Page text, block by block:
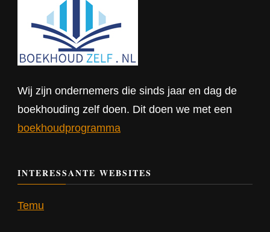
Wij zijn ondernemers die sinds jaar en dag de
boekhouding zelf doen. Dit doen we met een
boekhoudprogramma
INTERESSANTE WEBSITES
Temu